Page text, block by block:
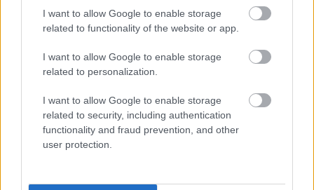
I want to allow Google to enable storage
related to functionality of the website or app.
I want to allow Google to enable storage
related to personalization.
I want to allow Google to enable storage
related to security, including authentication
functionality and fraud prevention, and other
user protection.